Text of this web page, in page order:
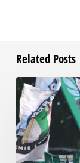
Related Posts
Faninfo
zum
Auswärtsspiel
beim
RSV
Eintracht